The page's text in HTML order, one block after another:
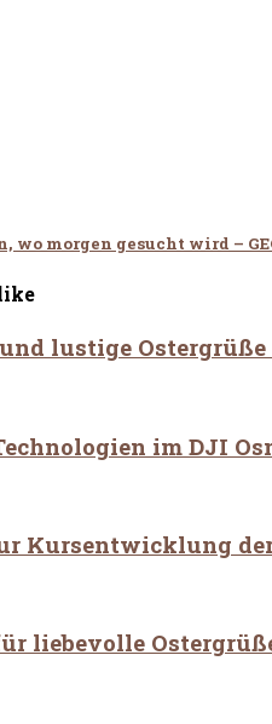
wo morgen gesucht wird –
lustige Ostergrüße
im DJI
Kursentwicklung
liebevolle